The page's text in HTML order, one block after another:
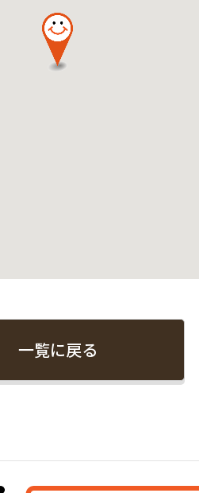
一覧に戻る